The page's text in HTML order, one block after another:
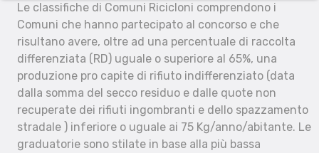
Le classifiche di Comuni Ricicloni comprendono i
Comuni che hanno partecipato al concorso e che
risultano avere, oltre ad una percentuale di raccolta
differenziata (RD) uguale o superiore al 65%, una
produzione pro capite di rifiuto indifferenziato (data
dalla somma del secco residuo e dalle quote non
recuperate dei rifiuti ingombranti e dello spazzamento
stradale ) inferiore o uguale ai 75 Kg/anno/abitante. Le
graduatorie sono stilate in base alla più bassa